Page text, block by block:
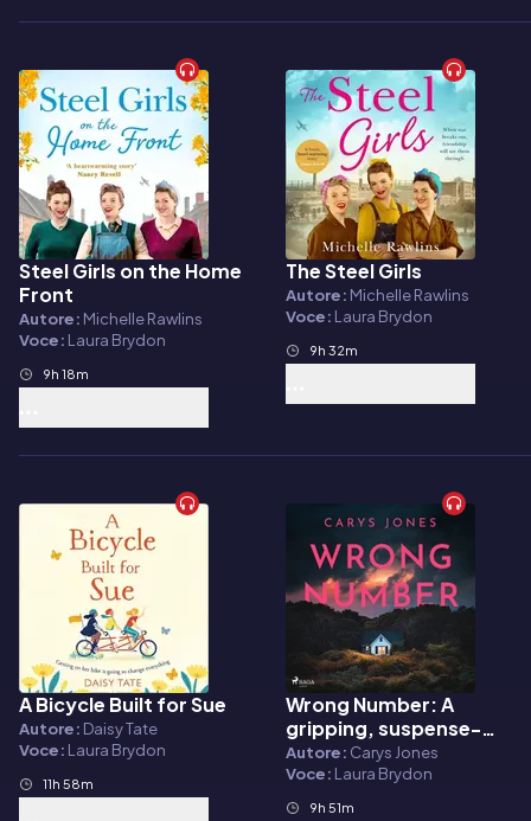
Audiolibro
Steel Girls on the Home
Front
Autore: Michelle Rawlins
Voce: Laura Brydon
9h 18m
Audiolibro
The Steel Girls
Autore: Michelle Rawlins
Voce: Laura Brydon
9h 32m
Audiolibro
A Bicycle Built for Sue
Autore: Daisy Tate
Voce: Laura Brydon
11h 58m
Audiolibro
Wrong Number: A
gripping, suspense-
filled psychological
thriller
Autore: Carys Jones
Voce: Laura Brydon
9h 51m